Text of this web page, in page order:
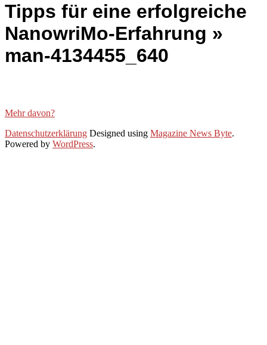
Tipps für eine erfolgreiche
NanowriMo-Erfahrung »
man-4134455_640
Mehr davon?
2022-
09-
Datenschutzerklärung Designed using Magazine News Byte.
Powered by WordPress.